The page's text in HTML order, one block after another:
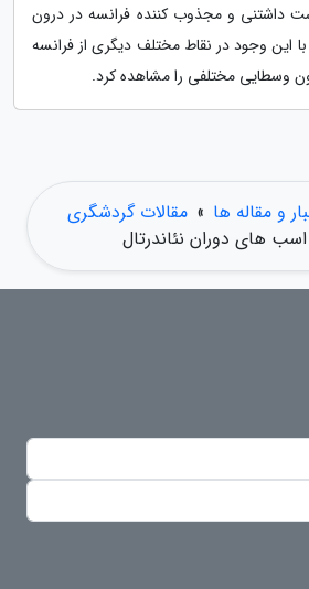
داشتنی و مجذوب کننده فرانسه در درون
با این وجود در نقاط مختلف دیگری از فرانسه
وسطایی مختلفی را مشاهده کرد.
و مقاله ها » مقالات گردشگری
های دوران نئاندرتال